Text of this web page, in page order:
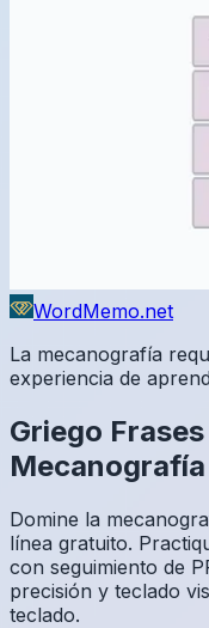
WordMemo.net
La mecanografía
experiencia de
Griego Frases
Mecanografía
Domine la
línea gratuito.
con seguimiento de
precisión y teclado
teclado.